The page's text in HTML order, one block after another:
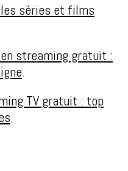
séries et films
streaming gratuit :
.
TV gratuit : top
.